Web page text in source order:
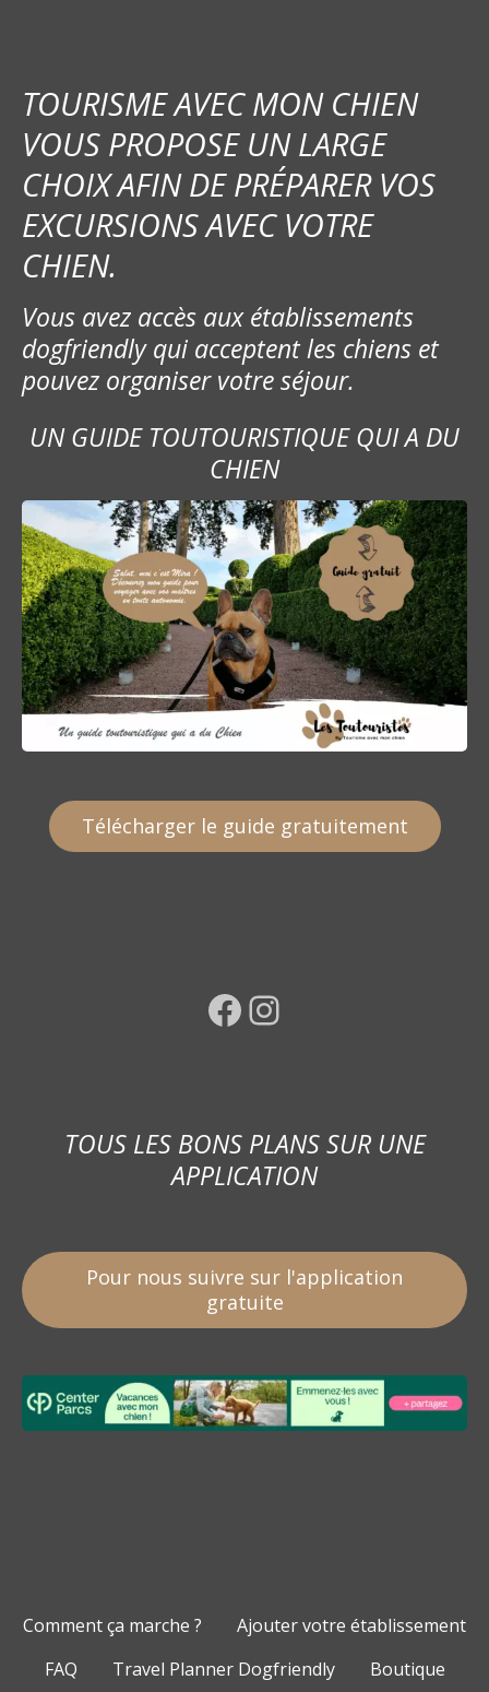
TOURISME AVEC MON CHIEN
VOUS PROPOSE UN LARGE
CHOIX AFIN DE PRÉPARER VOS
EXCURSIONS AVEC VOTRE
CHIEN.
Vous avez accès aux établissements
dogfriendly qui acceptent les chiens et
pouvez organiser votre séjour.
UN GUIDE TOUTOURISTIQUE QUI A DU
CHIEN
Télécharger le guide gratuitement
Facebook Instagram
TOUS LES BONS PLANS SUR UNE
APPLICATION
Pour nous suivre sur l'application
gratuite
Comment ça marche ?
Ajouter votre établissement
FAQ
Travel Planner Dogfriendly Boutique